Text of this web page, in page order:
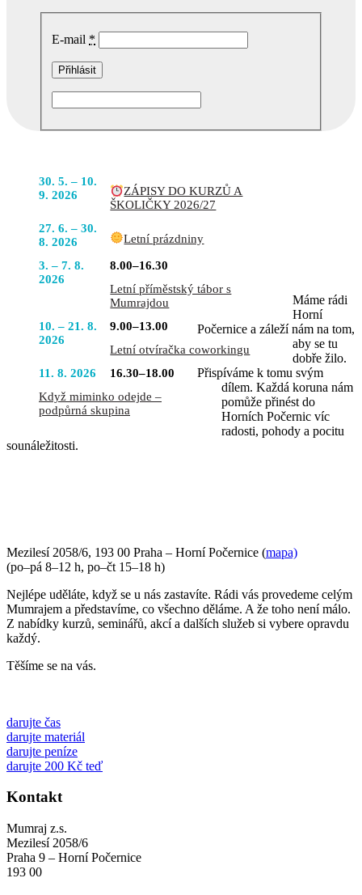
E-mail *
30. 5. – 10.
9. 2026
ZÁPISY DO KURZŮ A
ŠKOLIČKY 2026/27
27. 6. – 30.
8. 2026
Letní prázdniny
3. – 7. 8.
2026
8.00–16.30
Letní příměstský tábor s
Mumrajdou
10. – 21. 8.
2026
9.00–13.00
Letní otvíračka coworkingu
11. 8. 2026
16.30–18.00
Když miminko odejde –
podpůrná skupina
Máme rádi
Horní
Počernice a záleží nám na tom,
aby se tu
dobře žilo.
Přispíváme k tomu svým
dílem. Každá koruna nám
pomůže přinést do
Horních Počernic víc
radosti, pohody a pocitu
sounáležitosti.
Mezilesí 2058/6, 193 00 Praha – Horní Počernice (mapa)
(po–pá 8–12 h, po–čt 15–18 h)
Nejlépe uděláte, když se u nás zastavíte. Rádi vás provedeme celým
Mumrajem a představíme, co všechno děláme. A že toho není málo.
Z nabídky kurzů, seminářů, akcí a dalších služeb si vybere opravdu
každý.
Těšíme se na vás.
darujte čas
darujte materiál
darujte peníze
darujte 200 Kč teď
Kontakt
Mumraj z.s.
Mezilesí 2058/6
Praha 9 – Horní Počernice
193 00